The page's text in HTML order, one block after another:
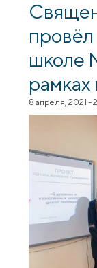
школе
8 апреля, 2021 -